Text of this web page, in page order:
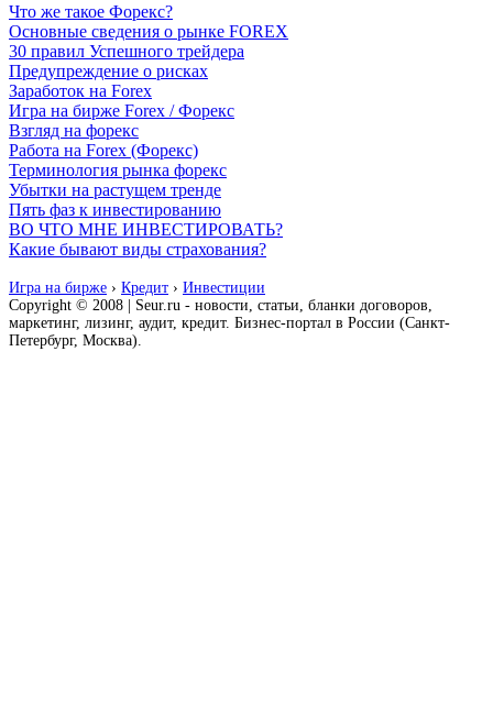
Что же такое Форекс?
Основные сведения о рынке FOREX
30 правил Успешного трейдера
Предупреждение о рисках
Заработок на Forex
Игра на бирже Forex / Форекс
Взгляд на форекс
Работа на Forex (Форекс)
Терминология рынка форекс
Убытки на растущем тренде
Пять фаз к инвестированию
ВО ЧТО МНЕ ИНВЕСТИРОВАТЬ?
Какие бывают виды страхования?
Игра на бирже › Кредит › Инвестиции
Copyright © 2008 | Seur.ru - новости, статьи, бланки договоров,
маркетинг, лизинг, аудит, кредит. Бизнес-портал в России (Санкт-
Петербург, Москва).